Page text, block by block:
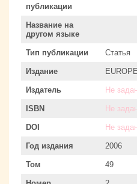
публикации
Название на
другом языке
Тип публикации Статья
Издание
Издатель Не задан
ISBN Не задан
DOI Не задан
Год издания 2006
Том 49